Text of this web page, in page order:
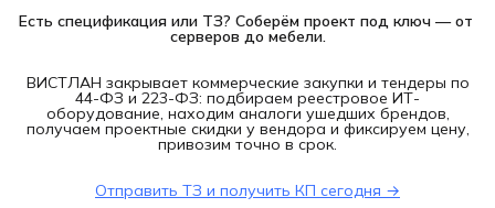
Более 100 000 позиций в наличии и под заказ
Есть спецификация или ТЗ? Соберём проект под ключ — от
серверов до мебели.
ВИСТЛАН закрывает коммерческие закупки и тендеры по
44-ФЗ и 223-ФЗ: подбираем реестровое ИТ-
оборудование, находим аналоги ушедших брендов,
получаем проектные скидки у вендора и фиксируем цену,
привозим точно в срок.
Отправить ТЗ и получить КП сегодня →